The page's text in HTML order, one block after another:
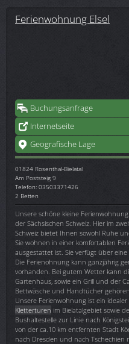
Ferienwohnung Elsel
Buchungsanfrage
Internetseite
Geografische Lage
01824 Rosenthal-Bielatal
Am Poststeig 9
Telefon: 03503371426
2 Betten
Unsere schöne kleine
der Sächsischen Schweiz. Hier im
Schweiz bietet Ihnen sowohl Ruhe
Sie wohnen in einer komfortablen
ausgestattet ist. Sie verfügt über
Die Ferienohnung kann ganzjährig
vorhanden. Bei gutem Wetter kann
Gartenhaus, sowie ein Grill und der
Bettwäsche und Handtücher
Unsere Ferienwohnung ist ein
Kletterturen im Bielatalgebiet sowie
Bushaltestelle zur Linie nach
von der ca.10 km entfernten Stadt
nach Dresden und nach Tschechien